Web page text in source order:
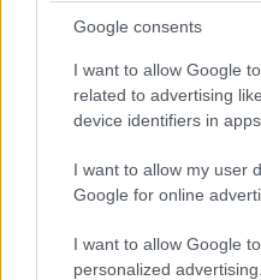
Google consents
I want to allow Google
related to advertising
device identifiers in apps.
I want to allow my user
Google for online
I want to allow Google
personalized advertising.
τη μεγαλύτερη οθόνη σε
αισθητήρα LiDAR και με
Φυσικά, δεν θα
τον A14 Bionic, ο οποίος
καλύτερες επιδόσεις.
ανέφεραν οι άνθρωποι